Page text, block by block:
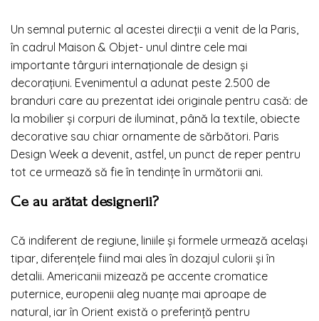
Un semnal puternic al acestei direcții a venit de la Paris,
în cadrul Maison & Objet- unul dintre cele mai
importante târguri internaționale de design și
decorațiuni. Evenimentul a adunat peste 2.500 de
branduri care au prezentat idei originale pentru casă: de
la mobilier și corpuri de iluminat, până la textile, obiecte
decorative sau chiar ornamente de sărbători. Paris
Design Week a devenit, astfel, un punct de reper pentru
tot ce urmează să fie în tendințe în următorii ani.
Ce au arătat designerii?
Că indiferent de regiune, liniile și formele urmează același
tipar, diferențele fiind mai ales în dozajul culorii și în
detalii. Americanii mizează pe accente cromatice
puternice, europenii aleg nuanțe mai aproape de
natural, iar în Orient există o preferință pentru